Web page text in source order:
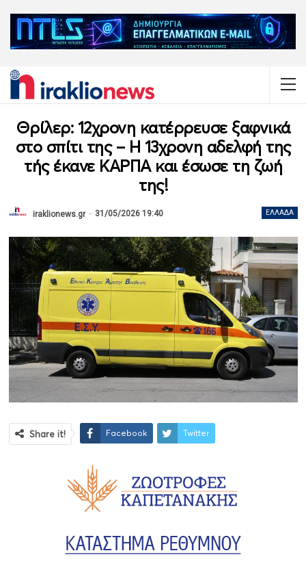
Θρίλερ: 12χρονη κατέρρευσε ξαφνικά
στο σπίτι της – Η 13χρονη αδελφή της
τής έκανε ΚΑΡΠΑ και έσωσε τη ζωή
της!
ΕΛΛΆΔΑ
iraklionews.gr 31/05/2026 19:40
Share it! Facebook Twitter